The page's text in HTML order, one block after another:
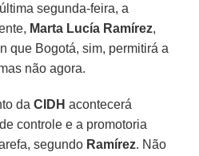
segunda-feira, a
Marta Lucía Ramírez,
que Bogotá, sim, permitirá a
não agora.
daCIDH acontecerá
controle e a promotoria
segundo Ramírez. Não